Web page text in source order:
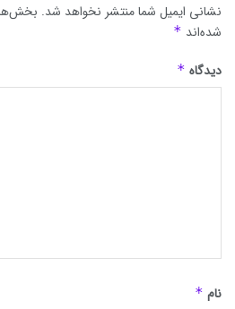
نشانی ایمیل شما منتشر نخواهد شد.
شده‌اند *
دیدگاه *
نام *